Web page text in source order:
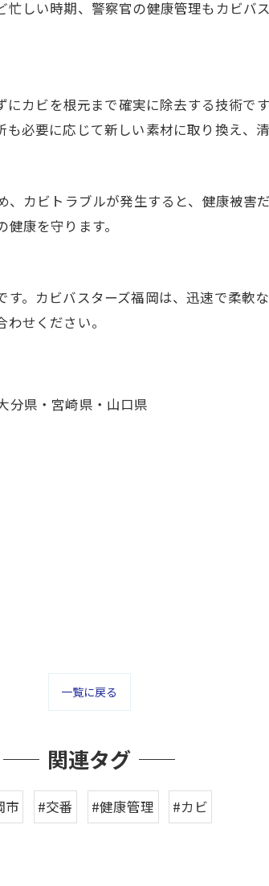
しい時期、警察官の健康管理もカビバ
カビを根元まで確実に除去する技術で
必要に応じて新しい素材に取り換え、清
カビトラブルが発生すると、健康被害
康を守ります。
。カビバスターズ福岡は、迅速で柔軟
せください。
分県・宮崎県・山口県
一覧に戻る
関連タグ
市 #交番 #健康管理 #カビ